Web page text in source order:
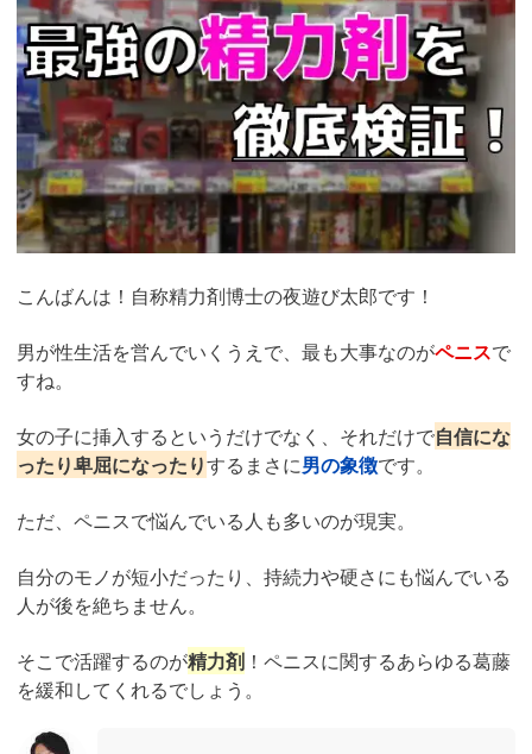
こんばんは！自称精力剤博士の夜遊び太郎です！
男が性生活を営んでいくうえで、最も大事なのがペニスで
すね。
女の子に挿入するというだけでなく、それだけで自信にな
ったり卑屈になったりするまさに男の象徴です。
ただ、ペニスで悩んでいる人も多いのが現実。
自分のモノが短小だったり、持続力や硬さにも悩んでいる
人が後を絶ちません。
そこで活躍するのが精力剤 ！ペニスに関するあらゆる葛藤
を緩和してくれるでしょう。